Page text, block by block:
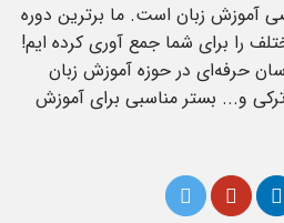
آموزش زبان است. ما برترین دوره
را برای شما جمع آوری کرده ایم!
حرفه‌ای در حوزه آموزش زبان
ترکی و... بستر مناسبی برای آموزش